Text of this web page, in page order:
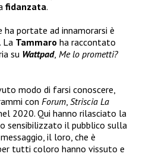
fidanzata.
ha portate ad innamorarsi è
La Tammaro ha raccontato
su Wattpad, Me lo prometti?
modo di farsi conoscere,
con Forum, Striscia La
2020. Qui hanno rilasciato la
sensibilizzato il pubblico sulla
il loro, che è
tutti coloro hanno vissuto e